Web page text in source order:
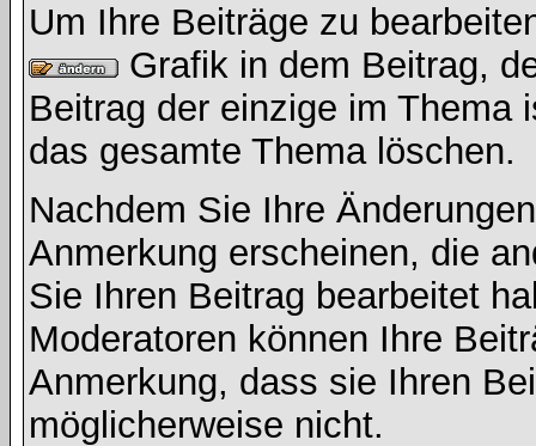
Um Ihre Beiträge zu
Grafik in dem Beitrag,
Beitrag der einzige im Thema
das gesamte Thema löschen.
Nachdem Sie Ihre
Anmerkung erscheinen, die
Sie Ihren Beitrag bearbeitet
Moderatoren können Ihre
Anmerkung, dass sie Ihren
möglicherweise nicht.